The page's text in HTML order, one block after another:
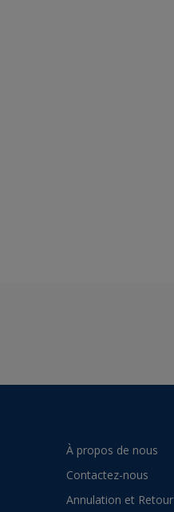
À propos de nous
Contactez-nous
Annulation et Retour